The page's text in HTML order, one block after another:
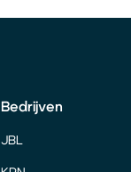
Bedrijven
JBL